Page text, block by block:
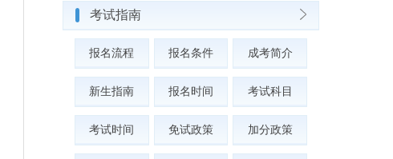
考试指南
报名流程 报名条件 成考简介
新生指南 报名时间 考试科目
考试时间 免试政策 加分政策